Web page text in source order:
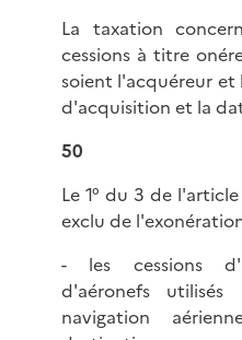
La taxation
cessions à titre
soient l'acquéreur et
d'acquisition et la
50
Le 1° du 3 de
exclu de
- les cessions
d'aéronefs
navigation